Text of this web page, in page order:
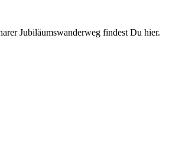
Jubiläumswanderweg findest Du hier.